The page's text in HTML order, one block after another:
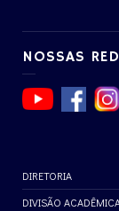
NOSSAS
DIRETORIA
DIVISÃO